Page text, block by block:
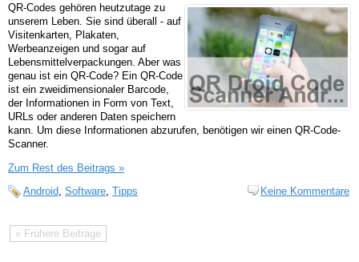
QR-Codes gehören heutzutage zu
unserem Leben. Sie sind überall - auf
Visitenkarten, Plakaten,
Werbeanzeigen und sogar auf
Lebensmittelverpackungen. Aber was
genau ist ein QR-Code? Ein QR-Code
ist ein zweidimensionaler Barcode,
der Informationen in Form von Text,
URLs oder anderen Daten speichern
kann. Um diese Informationen abzurufen, benötigen wir einen QR-Code-
Scanner.
Zum Rest des Beitrags »
Android, Software, Tipps Keine Kommentare
« Frühere Beiträge